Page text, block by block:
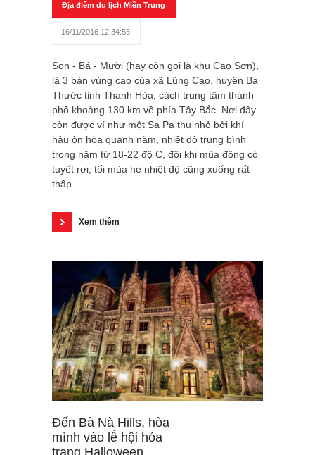
Địa điểm du lịch Miền Trung
16/11/2016 12:34:55
Son - Bá - Mười (hay còn gọi là khu Cao Sơn),
là 3 bản vùng cao của xã Lũng Cao, huyện Bá
Thước tỉnh Thanh Hóa, cách trung tâm thành
phố khoảng 130 km về phía Tây Bắc. Nơi đây
còn được ví như một Sa Pa thu nhỏ bởi khí
hậu ôn hòa quanh năm, nhiệt độ trung bình
trong năm từ 18-22 độ C, đôi khi mùa đông có
tuyết rơi, tối mùa hè nhiệt độ cũng xuống rất
thấp.
Xem thêm
Đến Bà Nà Hills, hòa
mình vào lễ hội hóa